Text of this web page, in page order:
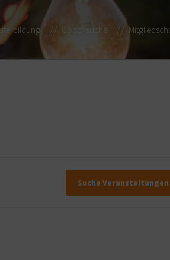
Coachsuche
Suche Veranstaltungen